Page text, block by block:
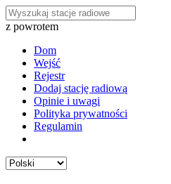
z powrotem
Dom
Wejść
Rejestr
Dodaj stację radiową
Opinie i uwagi
Polityka prywatności
Regulamin